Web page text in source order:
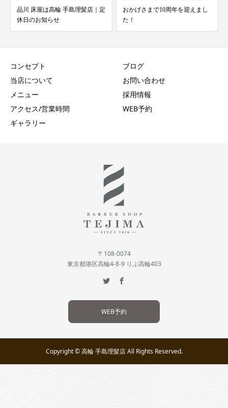
品川 床屋は高輪 手島理髪店｜定
休日のお知らせ
おかげさまで10周年を迎えまし
た！
コンセプト
当店について
メニュー
アクセス/営業時間
ギャラリー
ブログ
お問い合わせ
採用情報
WEB予約
〒108-0074
東京都港区高輪4-8-9 りぶ高輪403
WEB予約
Copyright © 高輪 手島理髪店 All Rights Reserved.